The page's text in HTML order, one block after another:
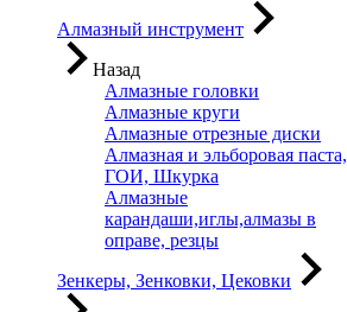
Алмазный инструмент
Назад
Алмазные головки
Алмазные круги
Алмазные отрезные диски
Алмазная и эльборовая паста,
ГОИ, Шкурка
Алмазные
карандаши,иглы,алмазы в
оправе, резцы
Зенкеры, Зенковки, Цековки